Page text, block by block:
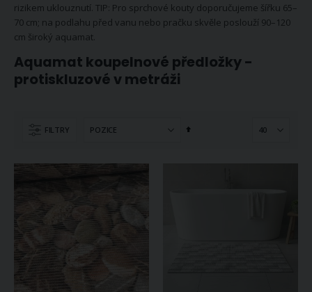
rizikem uklouznutí. TIP: Pro sprchové kouty doporučujeme šířku 65–
70 cm; na podlahu před vanu nebo pračku skvěle poslouží 90–120
cm široký aquamat.
Aquamat koupelnové předložky -
protiskluzové v metráži
FILTRY
Nastavit